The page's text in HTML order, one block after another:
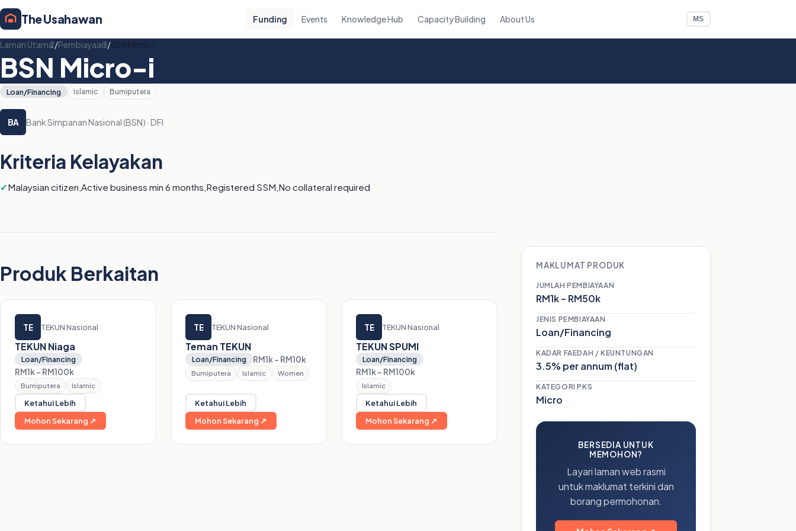
The Usahawan Funding Events Knowledge Hub Capacity Building About Us MS
Laman Utama/Pembiayaan/BSN Micro-i
BSN Micro-i
Loan/Financing Islamic Bumiputera
BA Bank Simpanan Nasional (BSN) · DFI
Kriteria Kelayakan
Malaysian citizen,Active business min 6 months,Registered SSM,No collateral required
Produk Berkaitan
TE TEKUN Nasional
TEKUN Niaga
Loan/Financing
RM1k – RM100k
Bumiputera Islamic
Ketahui Lebih
Mohon Sekarang ↗
TE TEKUN Nasional
Teman TEKUN
Loan/Financing RM1k – RM10k
Bumiputera Islamic Women
Ketahui Lebih
Mohon Sekarang ↗
TE TEKUN Nasional
TEKUN SPUMI
Loan/Financing
RM1k – RM100k
Islamic
Ketahui Lebih
Mohon Sekarang ↗
MAKLUMAT PRODUK
JUMLAH PEMBIAYAAN
RM1k – RM50k
JENIS PEMBIAYAAN
Loan/Financing
KADAR FAEDAH / KEUNTUNGAN
3.5% per annum (flat)
KATEGORI PKS
Micro
BERSEDIA UNTUK
MEMOHON?
Layari laman web rasmi
untuk maklumat terkini dan
borang permohonan.